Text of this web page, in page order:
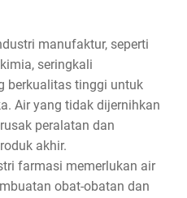
manufaktur, seperti
seringkali
berkualitas tinggi untuk
Air yang tidak dijernihkan
peralatan dan
akhir.
farmasi memerlukan air
obat-obatan dan